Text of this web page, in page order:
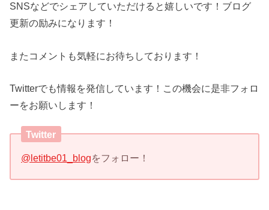
SNSなどでシェアしていただけると嬉しいです！ブログ
更新の励みになります！
またコメントも気軽にお待ちしております！
Twitterでも情報を発信しています！この機会に是非フォロ
ーをお願いします！
Twitter
@letitbe01_blogをフォロー！